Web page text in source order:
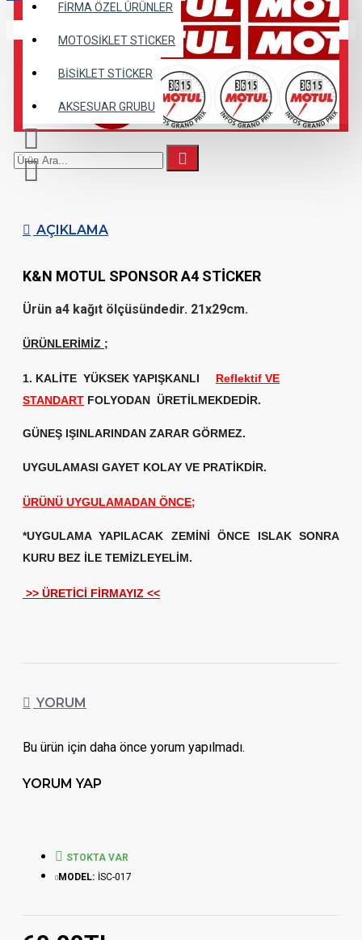
FİRMA ÖZEL ÜRÜNLER
MOTOSİKLET STİCKER
BİSİKLET STİCKER
AKSESUAR GRUBU
AÇIKLAMA
K&N MOTUL SPONSOR A4 STİCKER
Ürün a4 kağıt ölçüsündedir. 21x29cm.
ÜRÜNLERİMİZ ;
1. KALİTE YÜKSEK YAPIŞKANLI
Reflektif VE
STANDART FOLYODAN ÜRETİLMEKDEDİR.
GÜNEŞ IŞINLARINDAN ZARAR GÖRMEZ.
UYGULAMASI GAYET KOLAY VE PRATİKDİR.
ÜRÜNÜ UYGULAMADAN ÖNCE;
*UYGULAMA YAPILACAK ZEMİNİ ÖNCE ISLAK SONRA
KURU BEZ İLE TEMİZLEYELİM.
>> ÜRETİCİ FİRMAYIZ <<
YORUM
Bu ürün için daha önce yorum yapılmadı.
YORUM YAP
STOKTA VAR
MODEL: İSC-017